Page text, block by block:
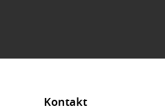
Kontakt